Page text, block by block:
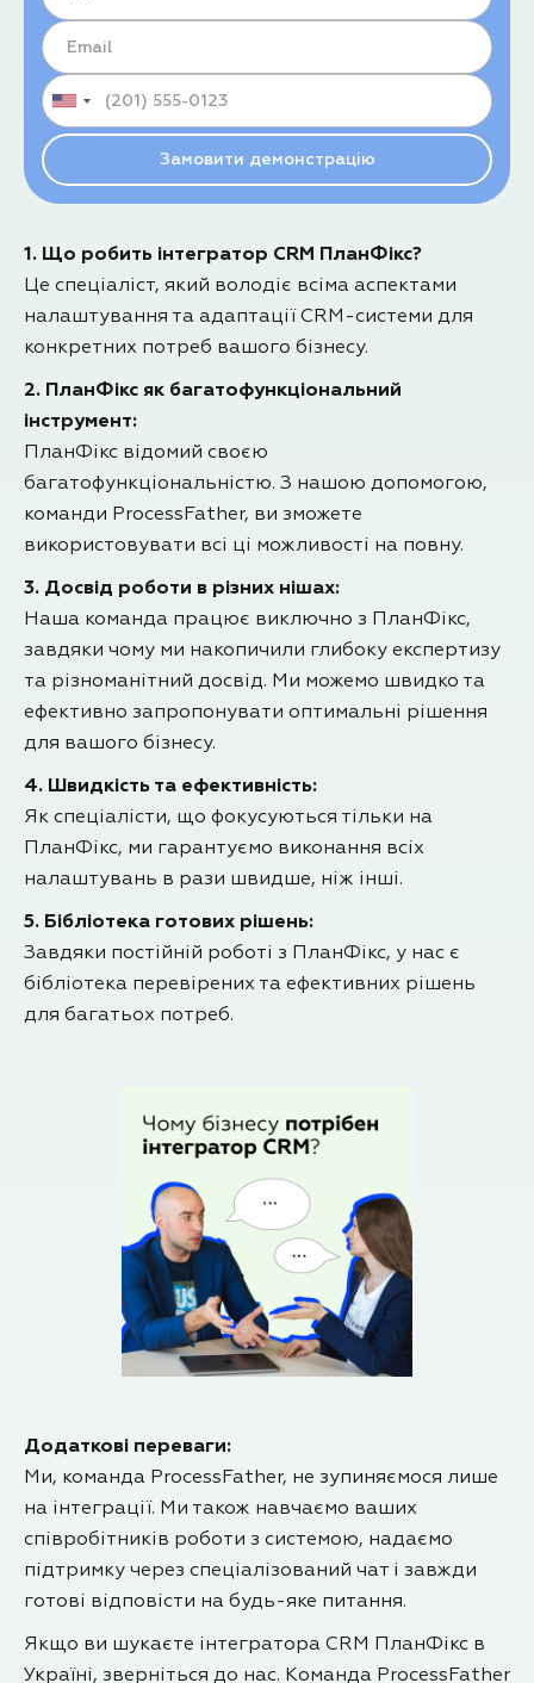
1. Що робить інтегратор CRM ПланФікс?
Це спеціаліст, який володіє всіма аспектами
налаштування та адаптації CRM-системи для
конкретних потреб вашого бізнесу.
2. ПланФікс як багатофункціональний
інструмент:
ПланФікс відомий своєю
багатофункціональністю. З нашою допомогою,
команди ProcessFather, ви зможете
використовувати всі ці можливості на повну.
3. Досвід роботи в різних нішах:
Наша команда працює виключно з ПланФікс,
завдяки чому ми накопичили глибоку експертизу
та різноманітний досвід. Ми можемо швидко та
ефективно запропонувати оптимальні рішення
для вашого бізнесу.
4. Швидкість та ефективність:
Як спеціалісти, що фокусуються тільки на
ПланФікс, ми гарантуємо виконання всіх
налаштувань в рази швидше, ніж інші.
5. Бібліотека готових рішень:
Завдяки постійній роботі з ПланФікс, у нас є
бібліотека перевірених та ефективних рішень
для багатьох потреб.
Додаткові переваги:
Ми, команда ProcessFather, не зупиняємося лише
на інтеграції. Ми також навчаємо ваших
співробітників роботи з системою, надаємо
підтримку через спеціалізований чат і завжди
готові відповісти на будь-яке питання.
Якщо ви шукаєте інтегратора CRM ПланФікс в
Україні, зверніться до нас. Команда ProcessFather